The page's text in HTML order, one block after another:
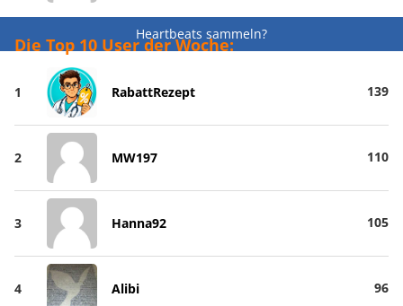
Heartbeats sammeln?
Die Top 10 User der Woche:
1 RabattRezept 139
2 MW197 110
3 Hanna92 105
4 Alibi 96